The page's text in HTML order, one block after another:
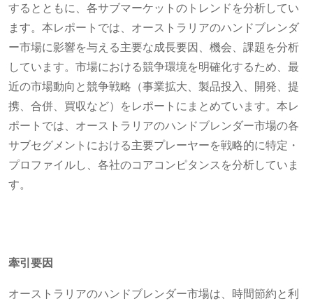
するとともに、各サブマーケットのトレンドを分析してい
ます。本レポートでは、オーストラリアのハンドブレンダ
ー市場に影響を与える主要な成長要因、機会、課題を分析
しています。市場における競争環境を明確化するため、最
近の市場動向と競争戦略（事業拡大、製品投入、開発、提
携、合併、買収など）をレポートにまとめています。本レ
ポートでは、オーストラリアのハンドブレンダー市場の各
サブセグメントにおける主要プレーヤーを戦略的に特定・
プロファイルし、各社のコアコンピタンスを分析していま
す。
牽引要因
オーストラリアのハンドブレンダー市場は、時間節約と利